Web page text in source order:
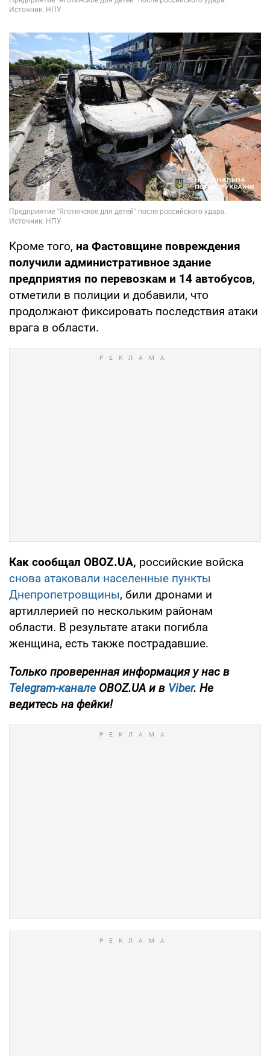
Кроме того, на Фастовщине повреждения
получили административное здание
предприятия по перевозкам и 14 автобусов,
отметили в полиции и добавили, что
продолжают фиксировать последствия атаки
врага в области.
Как сообщал OBOZ.UA, российские войска
снова атаковали населенные пункты
Днепропетровщины, били дронами и
артиллерией по нескольким районам
области. В результате атаки погибла
женщина, есть также пострадавшие.
Только проверенная информация у нас в
Telegram-канале OBOZ.UA и в Viber. Не
ведитесь на фейки!